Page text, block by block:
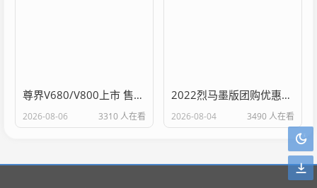
尊界V680/V800上市 售价64.8-101.6万
2026-08-06 3310 人在看
2022烈马墨版团购优惠6万 欢迎试乘试驾
2026-08-04 3490 人在看